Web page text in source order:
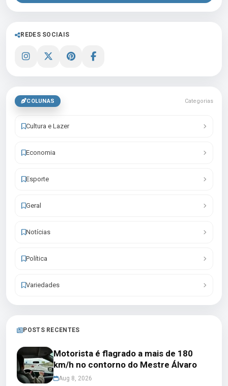
REDES SOCIAIS
COLUNAS Categorias
Cultura e Lazer
Economia
Esporte
Geral
Notícias
Política
Variedades
POSTS RECENTES
Motorista é flagrado a mais de 180
km/h no contorno do Mestre Álvaro
Aug 8, 2026